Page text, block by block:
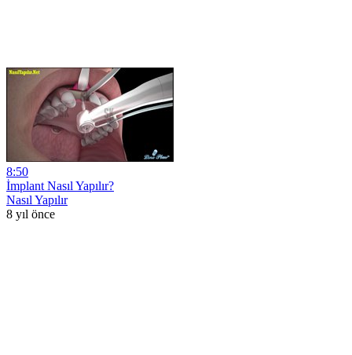
8:50
İmplant Nasıl Yapılır?
Nasıl Yapılır
8 yıl önce